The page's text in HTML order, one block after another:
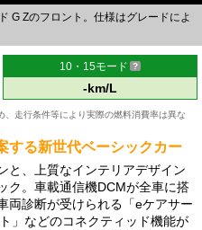
G Zのフロント。仕様はグレードによ
10・15モード
-km/L
走行条件等により実際の燃料消費率は異な
する新世代ベーシックカー
と、上質なインテリアデザイン
ク。車載通信機DCMが全車に搭
両診断が受けられる「eケアサー
」などのコネクティッド機能が